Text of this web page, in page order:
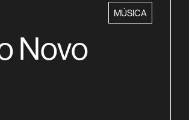
categoria
MÚSICA
Novo